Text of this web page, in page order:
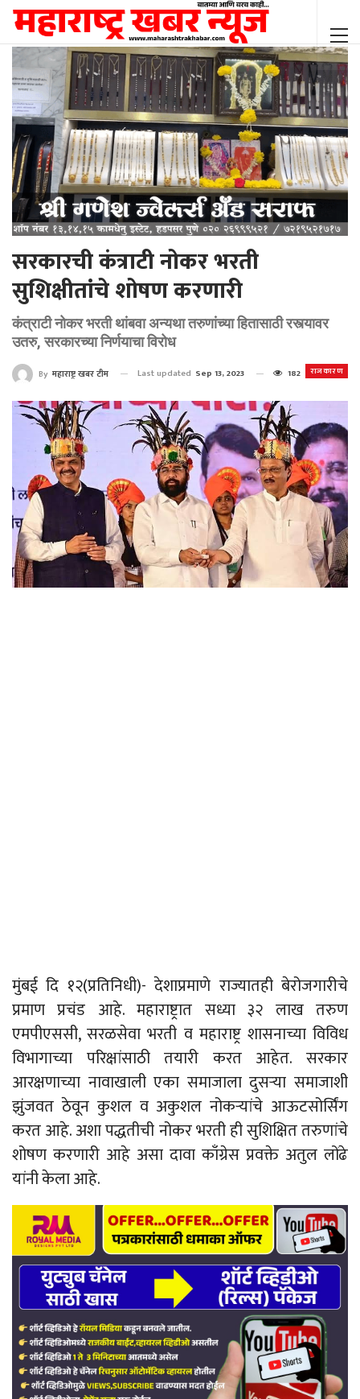
सरकारची कंत्राटी नोकर भरती
सुशिक्षीतांचे शोषण करणारी
कंत्राटी नोकर भरती थांबवा अन्यथा तरुणांच्या हितासाठी रस्त्यावर
उतरु, सरकारच्या निर्णयाचा विरोध
राजकारण
By महाराष्ट्र खबर टीम Last updated Sep 13, 2023 182
मुंबई दि १२(प्रतिनिधी)- देशाप्रमाणे राज्यातही बेरोजगारीचे
प्रमाण प्रचंड आहे. महाराष्ट्रात सध्या ३२ लाख तरुण
एमपीएससी, सरळसेवा भरती व महाराष्ट्र शासनाच्या विविध
विभागाच्या परिक्षांसाठी तयारी करत आहेत. सरकार
आरक्षणाच्या नावाखाली एका समाजाला दुसऱ्या समाजाशी
झुंजवत ठेवून कुशल व अकुशल नोकऱ्यांचे आऊटसोर्सिंग
करत आहे. अशा पद्धतीची नोकर भरती ही सुशिक्षित तरुणांचे
शोषण करणारी आहे असा दावा काँग्रेस प्रवक्ते अतुल लोंढे
यांनी केला आहे.